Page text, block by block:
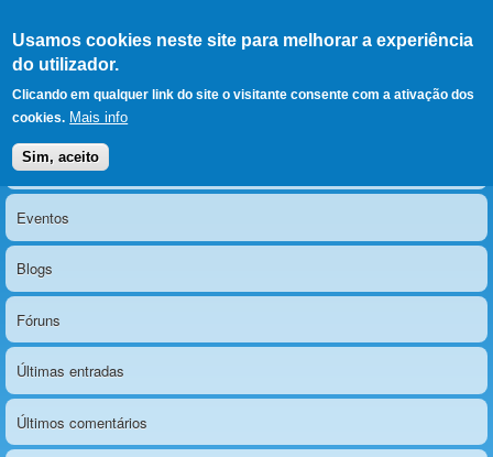
Usamos cookies neste site para melhorar a experiência
do utilizador.
Clicando em qualquer link do site o visitante consente com a ativação dos
cookies. Mais info
Sim, aceito
LERPARAVER , ir para a
página principal
O portal da visão diferente
Menu principal
Notícias
Eventos
Blogs
Fóruns
Últimas entradas
Últimos comentários